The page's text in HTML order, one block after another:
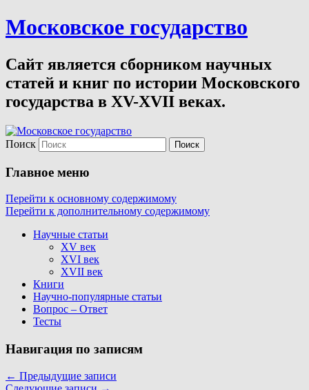
Московское государство
Сайт является сборником научных
статей и книг по истории Московского
государства в XV-XVII веках.
Поиск
Главное меню
Перейти к основному содержимому
Перейти к дополнительному содержимому
Научные статьи
XV век
XVI век
XVII век
Книги
Научно-популярные статьи
Вопрос – Ответ
Тесты
Навигация по записям
← Предыдущие записи